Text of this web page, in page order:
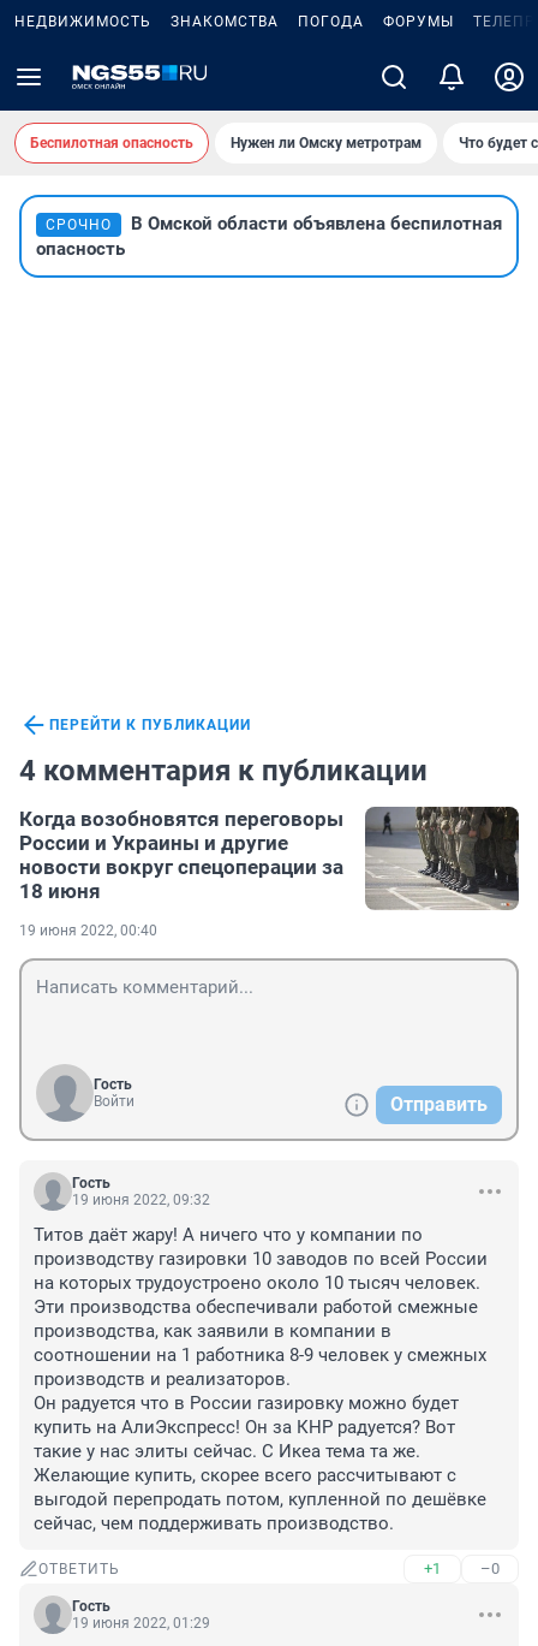
НЕДВИЖИМОСТЬ ЗНАКОМСТВА ПОГОДА ФОРУМЫ
Беспилотная опасность Нужен ли Омску метротрам Что будет
СРОЧНО
В Омской области объявлена беспилотная
опасность
ПЕРЕЙТИ К ПУБЛИКАЦИИ
4 комментария к публикации
Когда возобновятся переговоры
России и Украины и другие
новости вокруг спецоперации за
18 июня
19 июня 2022, 00:40
Гость
Войти
Отправить
Гость
19 июня 2022, 09:32
Титов даёт жару! А ничего что у компании по
производству газировки 10 заводов по всей России
на которых трудоустроено около 10 тысяч человек.
Эти производства обеспечивали работой смежные
производства, как заявили в компании в
соотношении на 1 работника 8-9 человек у смежных
производств и реализаторов.
Он радуется что в России газировку можно будет
купить на АлиЭкспресс! Он за КНР радуется? Вот
такие у нас элиты сейчас. С Икеа тема та же.
Желающие купить, скорее всего рассчитывают с
выгодой перепродать потом, купленной по дешёвке
сейчас, чем поддерживать производство.
ОТВЕТИТЬ +1 –0
Гость
19 июня 2022, 01:29